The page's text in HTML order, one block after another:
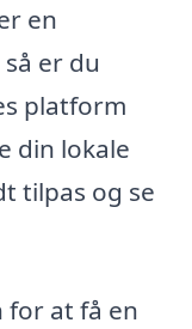
en
er du
platform
din lokale
tilpas og se
for at få en